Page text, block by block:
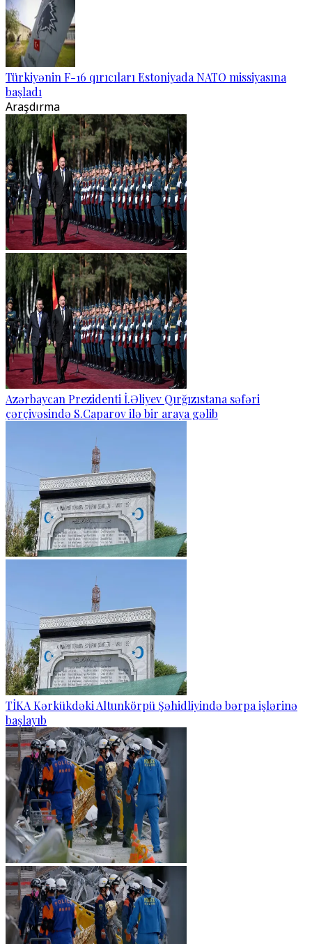
Türkiyənin F-16 qırıcıları Estoniyada NATO missiyasına
başladı
Araşdırma
Azərbaycan Prezidenti İ.Əliyev Qırğızıstana səfəri
çərçivəsində S.Caparov ilə bir araya gəlib
TİKA Kərkükdəki Altunkörpü Şəhidliyində bərpa işlərinə
başlayıb